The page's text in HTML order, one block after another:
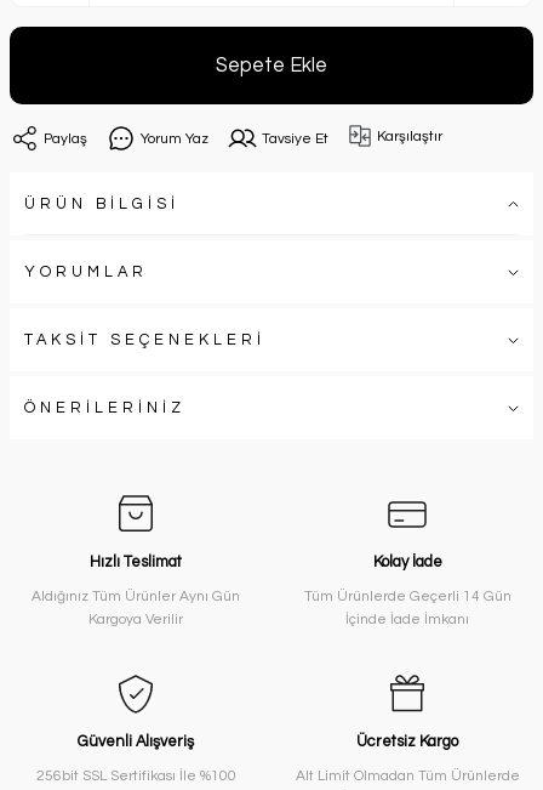
Sepete Ekle
Paylaş Yorum Yaz Tavsiye Et Karşılaştır
ÜRÜN BİLGİSİ
YORUMLAR
TAKSİT SEÇENEKLERİ
ÖNERİLERİNİZ
Hızlı Teslimat
Aldığınız Tüm Ürünler Aynı Gün
Kargoya Verilir
Kolay İade
Tüm Ürünlerde Geçerli 14 Gün
İçinde İade İmkanı
Güvenli Alışveriş
256bit SSL Sertifikası İle %100
Ücretsiz Kargo
Alt Limit Olmadan Tüm Ürünlerde